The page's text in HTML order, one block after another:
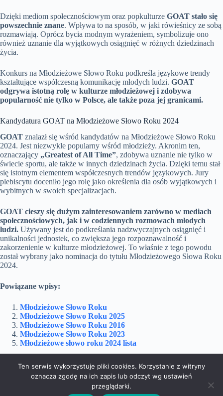
Dzięki mediom społecznościowym oraz popkulturze GOAT stało się
powszechnie znane. Wpływa to na sposób, w jaki rówieśnicy ze sobą
rozmawiają. Oprócz bycia modnym wyrażeniem, symbolizuje ono
również uznanie dla wyjątkowych osiągnięć w różnych dziedzinach
życia.
Konkurs na Młodzieżowe Słowo Roku podkreśla językowe trendy
kształtujące współczesną komunikację młodych ludzi. GOAT
odgrywa istotną rolę w kulturze młodzieżowej i zdobywa
popularność nie tylko w Polsce, ale także poza jej granicami.
Kandydatura GOAT na Młodzieżowe Słowo Roku 2024
GOAT znalazł się wśród kandydatów na Młodzieżowe Słowo Roku
2024. Jest niezwykle popularny wśród młodzieży. Akronim ten,
oznaczający „Greatest of All Time”, zdobywa uznanie nie tylko w
świecie sportu, ale także w innych dziedzinach życia. Dzięki temu stał
się istotnym elementem współczesnych trendów językowych. Jury
plebiscytu doceniło jego rolę jako określenia dla osób wyjątkowych i
wybitnych w swoich specjalizacjach.
GOAT cieszy się dużym zainteresowaniem zarówno w mediach
społecznościowych, jak i w codziennych rozmowach młodych
ludzi. Używany jest do podkreślania nadzwyczajnych osiągnięć i
unikalności jednostek, co zwiększa jego rozpoznawalność i
zakorzenienie w kulturze młodzieżowej. To właśnie z tego powodu
został wybrany jako nominacja do tytułu Młodzieżowego Słowa Roku
2024.
Powiązane wpisy:
Młodzieżowe Słowo Roku
Młodzieżowe Słowo Roku 2025
Młodzieżowe Słowo Roku 2016
Młodzieżowe Słowo Roku 2023
Młodzieżowe słowo roku 2024 lista
Doradztwo
Podróże Rozrywka Technologie
Ten serwis wykorzystuje pliki cookies. Korzystanie z witryny
oznacza zgodę na ich zapis lub odczyt wg ustawień
przeglądarki.